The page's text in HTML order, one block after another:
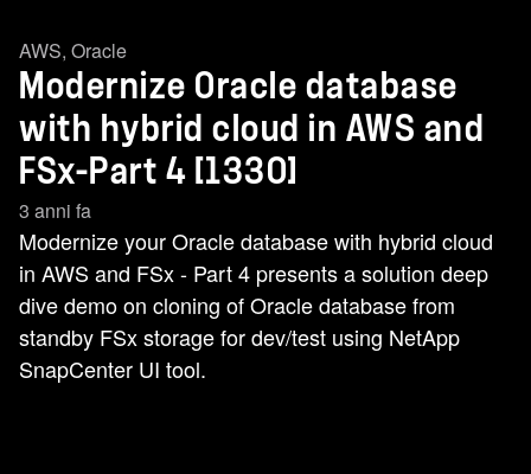
AWS, Oracle
Modernize Oracle database
with hybrid cloud in AWS and
FSx-Part 4 [1330]
3 anni fa
Modernize your Oracle database with hybrid cloud
in AWS and FSx - Part 4 presents a solution deep
dive demo on cloning of Oracle database from
standby FSx storage for dev/test using NetApp
SnapCenter UI tool.